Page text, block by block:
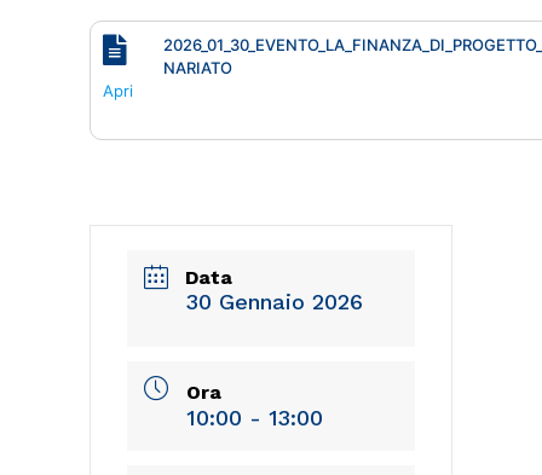
NARIATO
Apri
Data
30 Gennaio 2026
Ora
10:00 - 13:00